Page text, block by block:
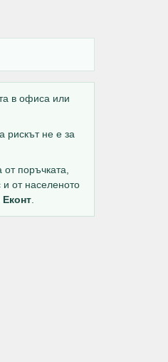
в офиса или
рискът не е за
поръчката,
от населеното
Еконт